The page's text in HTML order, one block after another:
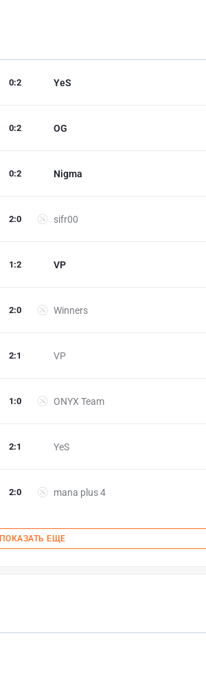
YeS
0:2
OG
0:2
Nigma
0:2
sifr00
2:0
VP
1 :2
Winners
2:0
VP
2:1
ONYX Team
1 :0
YeS
2:1
mana plus 4
2:0
ПОКАЗАТЬ ЕЩЕ